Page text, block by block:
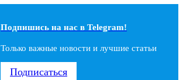
Подпишись на наc в Telegram!
Только важные новости и лучшие статьи
Подписаться